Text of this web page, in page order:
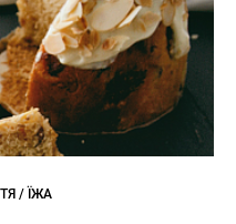
/ ЇЖА